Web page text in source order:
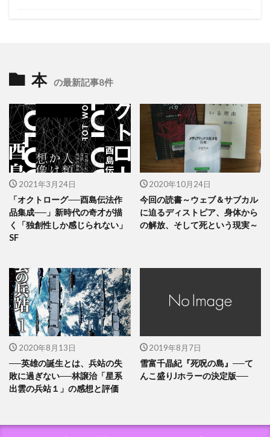
本 の最新記事8件
2021年3月24日
「オクトローグ──酉島伝法作
品集成──」新時代の奇才が描
く「独創性しか感じられない」
SF
2020年10月24日
今回の読書～ウェブ＆サブカル
に迫るディストピア、身体から
の解放、そして死という現実～
2020年8月13日
──英雄の誕生とは、兵站の失
敗に過ぎない──林譲治「星系
出雲の兵站１」の感想と評価
2019年8月7日
雪富千晶紀『死呪の島』──て
んこ盛りJホラーの決定版──